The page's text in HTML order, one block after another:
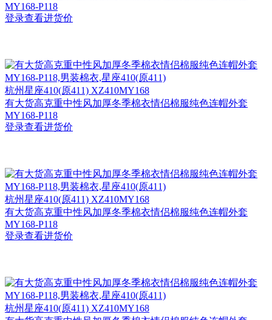
MY168-P118
登录查看进货价
杭州星座410(原411) XZ410MY168
有大货高克重中性风加厚冬季棉衣情侣棉服纯色连帽外套
MY168-P118
登录查看进货价
杭州星座410(原411) XZ410MY168
有大货高克重中性风加厚冬季棉衣情侣棉服纯色连帽外套
MY168-P118
登录查看进货价
杭州星座410(原411) XZ410MY168